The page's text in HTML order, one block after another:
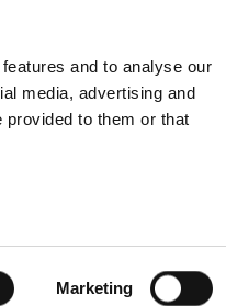
and to analyse our
media, advertising and
to them or that
Marketing
Generali